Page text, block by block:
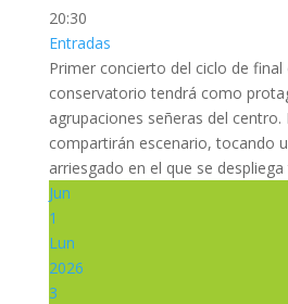
20:30
Entradas
Primer concierto del ciclo de final
conservatorio tendrá como
agrupaciones señeras del centro.
compartirán escenario, tocando
arriesgado en el que se despliega
Jun
1
Lun
2026
3